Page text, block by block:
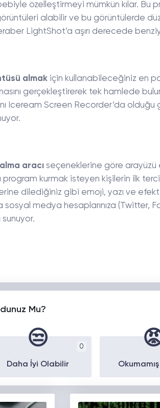
özelleştirmeyi mümkün kılar. Bu
alabilir ve bu görüntülerde
LightShot’a aşırı derecede
almakiçin kullanabileceğiniz en
gerçekleştirerek tek hamlede
Iceream Screen Recorder’da olduğu
aracı seçeneklerine göre arayüzü
program kurmak isteyen kişilerin ilk
dilediğiniz gibi emoji, yazı ve efekt
sosyal medya hesaplarınıza (Twitter,
sunuyor.
Mu?
0
😒
Daha İyi Olabilir